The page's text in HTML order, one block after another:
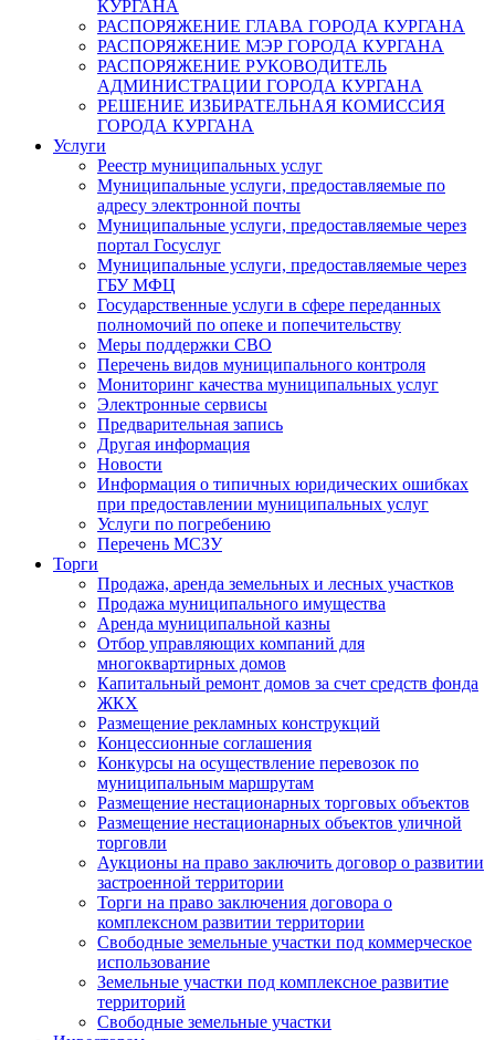
КУРГАНА
РАСПОРЯЖЕНИЕ ГЛАВА ГОРОДА КУРГАНА
РАСПОРЯЖЕНИЕ МЭР ГОРОДА КУРГАНА
РАСПОРЯЖЕНИЕ РУКОВОДИТЕЛЬ
АДМИНИСТРАЦИИ ГОРОДА КУРГАНА
РЕШЕНИЕ ИЗБИРАТЕЛЬНАЯ КОМИССИЯ
ГОРОДА КУРГАНА
Услуги
Реестр муниципальных услуг
Муниципальные услуги, предоставляемые по
адресу электронной почты
Муниципальные услуги, предоставляемые через
портал Госуслуг
Муниципальные услуги, предоставляемые через
ГБУ МФЦ
Государственные услуги в сфере переданных
полномочий по опеке и попечительству
Меры поддержки СВО
Перечень видов муниципального контроля
Мониторинг качества муниципальных услуг
Электронные сервисы
Предварительная запись
Другая информация
Новости
Информация о типичных юридических ошибках
при предоставлении муниципальных услуг
Услуги по погребению
Перечень МСЗУ
Торги
Продажа, аренда земельных и лесных участков
Продажа муниципального имущества
Аренда муниципальной казны
Отбор управляющих компаний для
многоквартирных домов
Капитальный ремонт домов за счет средств фонда
ЖКХ
Размещение рекламных конструкций
Концессионные соглашения
Конкурсы на осуществление перевозок по
муниципальным маршрутам
Размещение нестационарных торговых объектов
Размещение нестационарных объектов уличной
торговли
Аукционы на право заключить договор о развитии
застроенной территории
Торги на право заключения договора о
комплексном развитии территории
Свободные земельные участки под коммерческое
использование
Земельные участки под комплексное развитие
территорий
Свободные земельные участки